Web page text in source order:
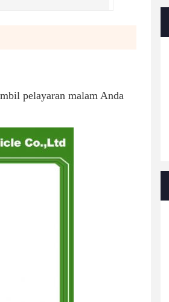
pelayaran malam Anda